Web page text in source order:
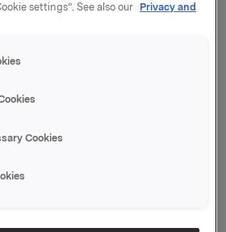
vi Orkla Confectionery &
med en 20. plass.
i Orkla. Undersøkelsen gir oss
oss sammenlignet med
settings”. See also our Privacy and
Cookies